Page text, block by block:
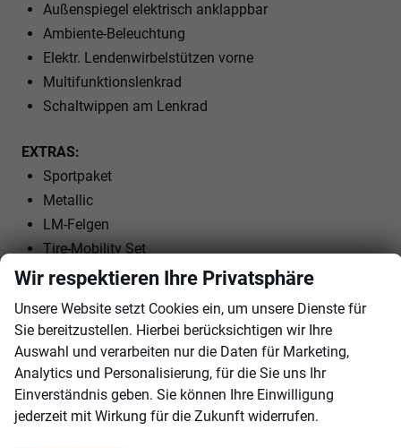
Außenspiegel elektrisch anklappbar
Ambiente-Beleuchtung
Elektr. Lendenwirbelstützen vorne
Multifunktionslenkrad
Schaltwippen am Lenkrad
EXTRAS:
Sportpaket
Metallic
LM-Felgen
Tire-Mobility Set
Innen
Ambiente-Beleuchtung
vorhanden
Armlehnen
Mittelarmlehne
Klimatisierung
3-Zonen-Klimaautomatik
Lenkrad
in Leder, mit Multifunktionen, mit Lenkradheizung, mit
Wir respektieren Ihre Privatsphäre
Unsere Website setzt Cookies ein, um unsere Dienste für
Sie bereitzustellen. Hierbei berücksichtigen wir Ihre
Auswahl und verarbeiten nur die Daten für Marketing,
Analytics und Personalisierung, für die Sie uns Ihr
Einverständnis geben. Sie können Ihre Einwilligung
jederzeit mit Wirkung für die Zukunft widerrufen.